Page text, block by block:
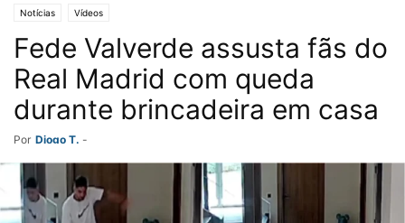
Notícias Vídeos
Fede Valverde assusta fãs do
Real Madrid com queda
durante brincadeira em casa
Por Diogo T. -